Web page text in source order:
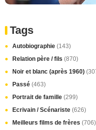
Tags
Autobiographie (143)
Relation père / fils (870)
Noir et blanc (après 1960)
Passé (463)
Portrait de famille (299)
Ecrivain / Scénariste (626)
Meilleurs films de frères (706)